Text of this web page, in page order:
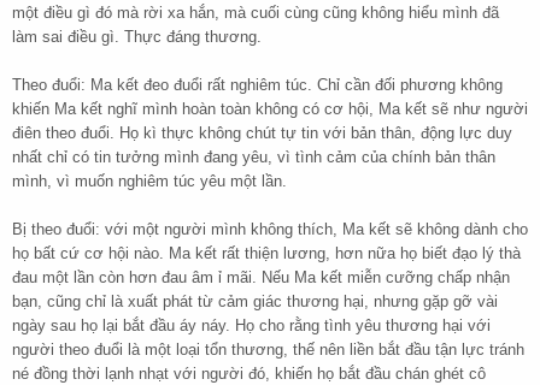
một điều gì đó mà rời xa hắn, mà cuối cùng cũng không hiểu mình đã
làm sai điều gì. Thực đáng thương.
Theo đuổi: Ma kết đeo đuổi rất nghiêm túc. Chỉ cần đối phương không
khiến Ma kết nghĩ mình hoàn toàn không có cơ hội, Ma kết sẽ như người
điên theo đuổi. Họ kì thực không chút tự tin với bản thân, động lực duy
nhất chỉ có tin tưởng mình đang yêu, vì tình cảm của chính bản thân
mình, vì muốn nghiêm túc yêu một lần.
Bị theo đuổi: với một người mình không thích, Ma kết sẽ không dành cho
họ bất cứ cơ hội nào. Ma kết rất thiện lương, hơn nữa họ biết đạo lý thà
đau một lần còn hơn đau âm ỉ mãi. Nếu Ma kết miễn cưỡng chấp nhận
bạn, cũng chỉ là xuất phát từ cảm giác thương hại, nhưng gặp gỡ vài
ngày sau họ lại bắt đầu áy náy. Họ cho rằng tình yêu thương hại với
người theo đuổi là một loại tổn thương, thế nên liền bắt đầu tận lực tránh
né đồng thời lạnh nhạt với người đó, khiến họ bắt đầu chán ghét cô